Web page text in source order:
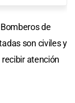
de
son civiles y
atención